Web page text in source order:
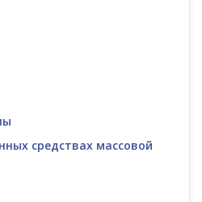
средствах массовой